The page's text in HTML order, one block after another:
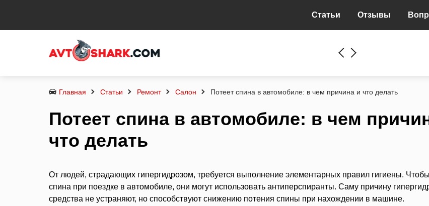
Статьи Отзывы
Главная Статьи Ремонт Салон Потеет спина в автомобиле: в чем причина и что делать
Потеет спина в автомобиле: в чем
что делать
От людей, страдающих гипергидрозом, требуется выполнение элементарных правил гигиены.
спина при поездке в автомобиле, они могут использовать антиперспиранты. Саму причину
средства не устраняют, но способствуют снижению потения спины при нахождении в машине.